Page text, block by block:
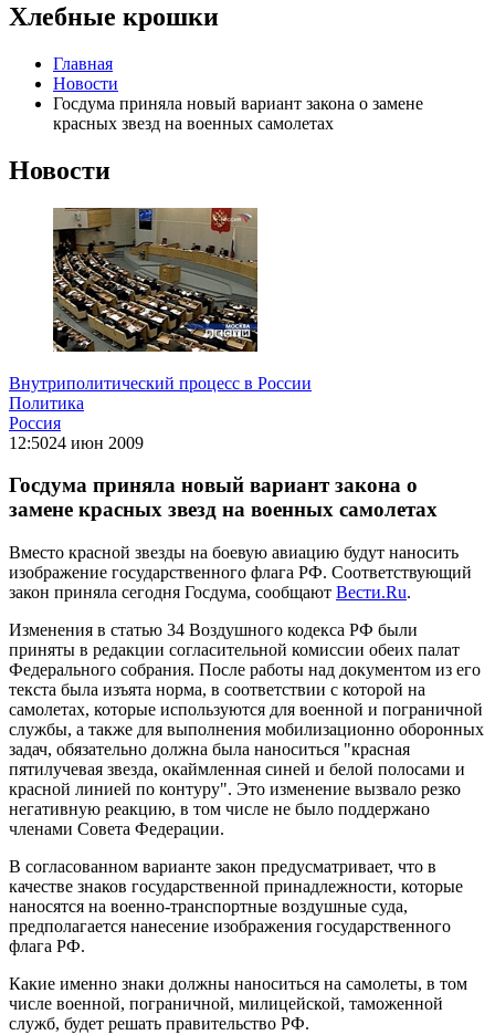
Хлебные крошки
Главная
Новости
Госдума приняла новый вариант закона о замене
красных звезд на военных самолетах
Новости
Внутриполитический процесс в России
Политика
Россия
12:5024 июн 2009
Госдума приняла новый вариант закона о
замене красных звезд на военных самолетах
Вместо красной звезды на боевую авиацию будут наносить
изображение государственного флага РФ. Соответствующий
закон приняла сегодня Госдума, сообщают Вести.Ru.
Изменения в статью 34 Воздушного кодекса РФ были
приняты в редакции согласительной комиссии обеих палат
Федерального собрания. После работы над документом из его
текста была изъята норма, в соответствии с которой на
самолетах, которые используются для военной и пограничной
службы, а также для выполнения мобилизационно оборонных
задач, обязательно должна была наноситься "красная
пятилучевая звезда, окаймленная синей и белой полосами и
красной линией по контуру". Это изменение вызвало резко
негативную реакцию, в том числе не было поддержано
членами Совета Федерации.
В согласованном варианте закон предусматривает, что в
качестве знаков государственной принадлежности, которые
наносятся на военно-транспортные воздушные суда,
предполагается нанесение изображения государственного
флага РФ.
Какие именно знаки должны наноситься на самолеты, в том
числе военной, пограничной, милицейской, таможенной
служб, будет решать правительство РФ.